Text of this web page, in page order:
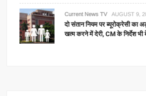
Current News TV AUGUST 9,
दो संतान नियम पर ब्यूरोक्रेसी का
खत्म करने में देरी, CM के निर्देश